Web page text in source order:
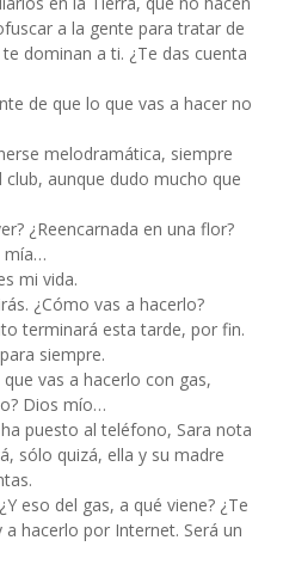
a la gente para tratar de
dominan a ti. ¿Te das cuenta
de que lo que vas a hacer no
melodramática, siempre
aunque dudo mucho que
¿Reencarnada en una flor?
mía…
mi vida.
¿Cómo vas a hacerlo?
terminará esta tarde, por fin.
siempre.
vas a hacerlo con gas,
Dios mío…
puesto al teléfono, Sara nota
sólo quizá, ella y su madre
eso del gas, a qué viene? ¿Te
hacerlo por Internet. Será un